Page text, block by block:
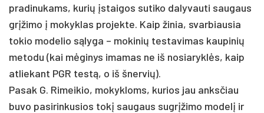
pradinukams, kurių įstaigos sutiko dalyvauti saugaus
grįžimo į mokyklas projekte. Kaip žinia, svarbiausia
tokio modelio sąlyga – mokinių testavimas kaupinių
metodu (kai mėginys imamas ne iš nosiaryklės, kaip
atliekant PGR testą, o iš šnervių).
Pasak G. Rimeikio, mokykloms, kurios jau anksčiau
buvo pasirinkusios tokį saugaus sugrįžimo modelį ir